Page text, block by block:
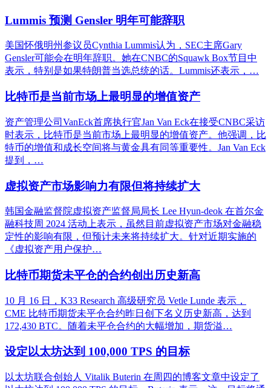
Lummis 预测 Gensler 明年可能辞职
美国怀俄明州参议员Cynthia Lummis认为，SEC主席Gary
Gensler可能会在明年辞职。她在CNBC的Squawk Box节目中
表示，特别是如果特朗普当选总统的话。Lummis还表示，…
比特币是当前市场上最明显的增值资产
资产管理公司VanEck首席执行官Jan Van Eck在接受CNBC采访
时表示，比特币是当前市场上最明显的增值资产。他强调，比
特币的增值和成长空间将与黄金具有同等重要性。Jan Van Eck
提到，…
虚拟资产市场影响力有限但将持续扩大
韩国金融监督院虚拟资产监督局局长 Lee Hyun-deok 在首尔金
融科技周 2024 活动上表示，虽然目前虚拟资产市场对金融稳
定性的影响有限，但预计未来将持续扩大。针对近期实施的
《虚拟资产用户保护…
比特币期货未平仓的合约创出历史新高
10 月 16 日，K33 Research 高级研究员 Vetle Lunde 表示，
CME 比特币期货未平仓合约昨日创下名义历史新高，达到
172,430 BTC。随着未平仓合约的大幅增加，期货溢…
设定以太坊达到 100,000 TPS 的目标
以太坊联合创始人 Vitalik Buterin 在周四的博客文章中设定了